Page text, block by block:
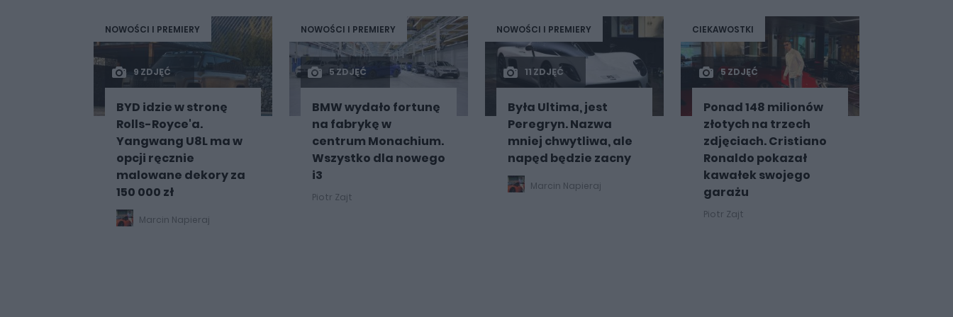
NOWOŚCI I PREMIERY
9 ZDJĘĆ
BYD idzie w stronę
Rolls-Royce'a.
Yangwang U8L ma w
opcji ręcznie
malowane dekory za
150 000 zł
Marcin Napieraj
NOWOŚCI I PREMIERY
5 ZDJĘĆ
BMW wydało fortunę
na fabrykę w
centrum Monachium.
Wszystko dla nowego
i3
Piotr Zajt
NOWOŚCI I PREMIERY
11 ZDJĘĆ
Była Ultima, jest
Peregryn. Nazwa
mniej chwytliwa, ale
napęd będzie zacny
Marcin Napieraj
CIEKAWOSTKI
5 ZDJĘĆ
Ponad 148 milionów
złotych na trzech
zdjęciach. Cristiano
Ronaldo pokazał
kawałek swojego
garażu
Piotr Zajt